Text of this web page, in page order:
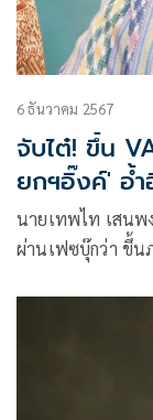
6 ธันวาคม 2567
จับไต๋! ขึ้น
ยกฯอิ๊งค์' อ้
นายเทพไท เสนพ
ผ่านเฟซบุ๊กว่า ขึ้